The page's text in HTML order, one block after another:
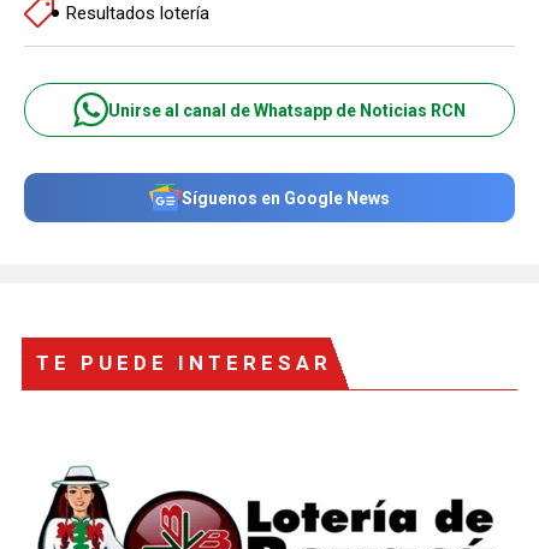
Resultados lotería
Unirse al canal de Whatsapp de Noticias RCN
Síguenos en Google News
TE PUEDE INTERESAR